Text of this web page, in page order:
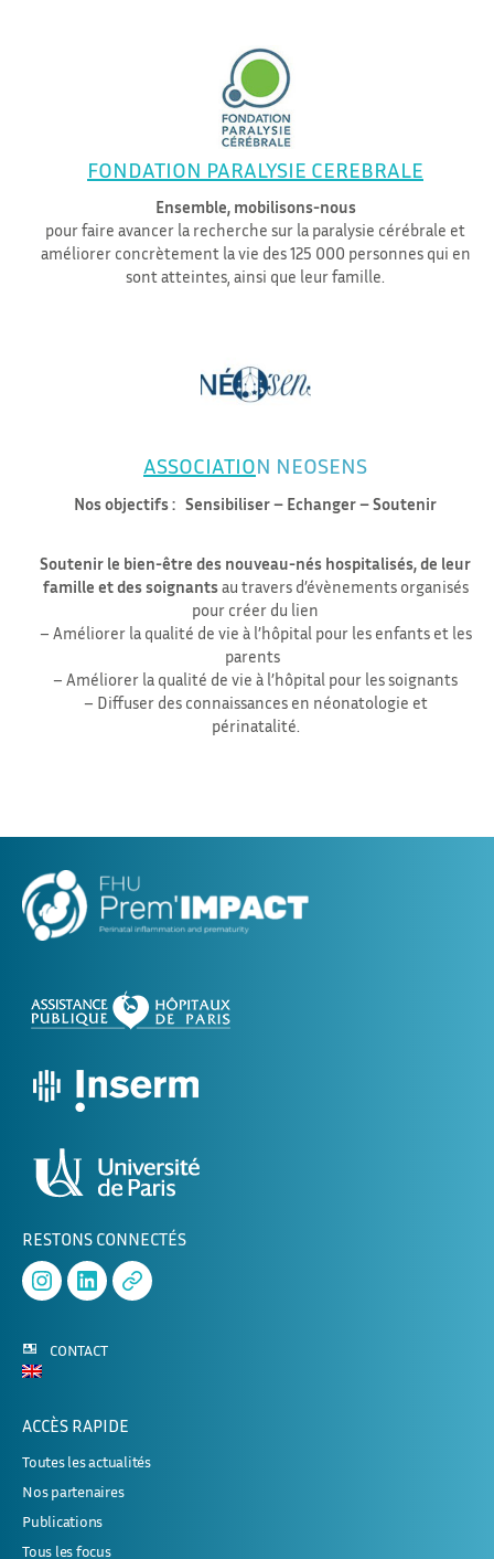
FONDATION PARALYSIE CEREBRALE
Ensemble, mobilisons-nous
pour faire avancer la recherche sur la paralysie cérébrale et
améliorer concrètement la vie des 125 000 personnes qui en
sont atteintes, ainsi que leur famille.
ASSOCIATION NEOSENS
Nos objectifs : Sensibiliser – Echanger – Soutenir
Soutenir le bien-être des nouveau-nés hospitalisés, de leur
famille et des soignantsau travers d’évènements organisés
pour créer du lien
– Améliorer la qualité de vie à l’hôpital pour les enfants et les
parents
– Améliorer la qualité de vie à l’hôpital pour les soignants
– Diffuser des connaissances en néonatologie et
périnatalité.
RESTONS CONNECTÉS
InstagramLinkedAPHERESE-
CONTACT
ACCÈS RAPIDE
Toutes les actualités
Nos partenaires
Publications
Tous les focus